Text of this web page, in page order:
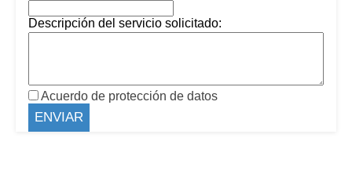
Descripción del servicio solicitado:
Acuerdo de protección de datos